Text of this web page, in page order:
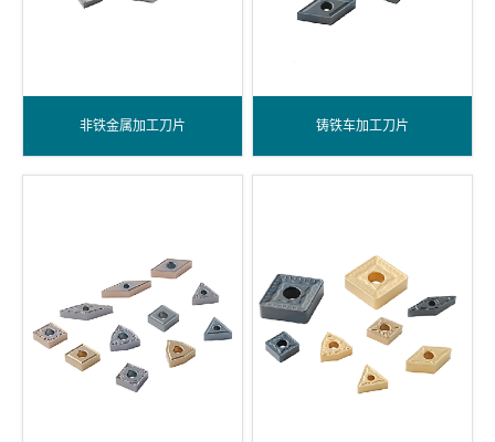
非铁金属加工刀片 铸铁车加工刀片